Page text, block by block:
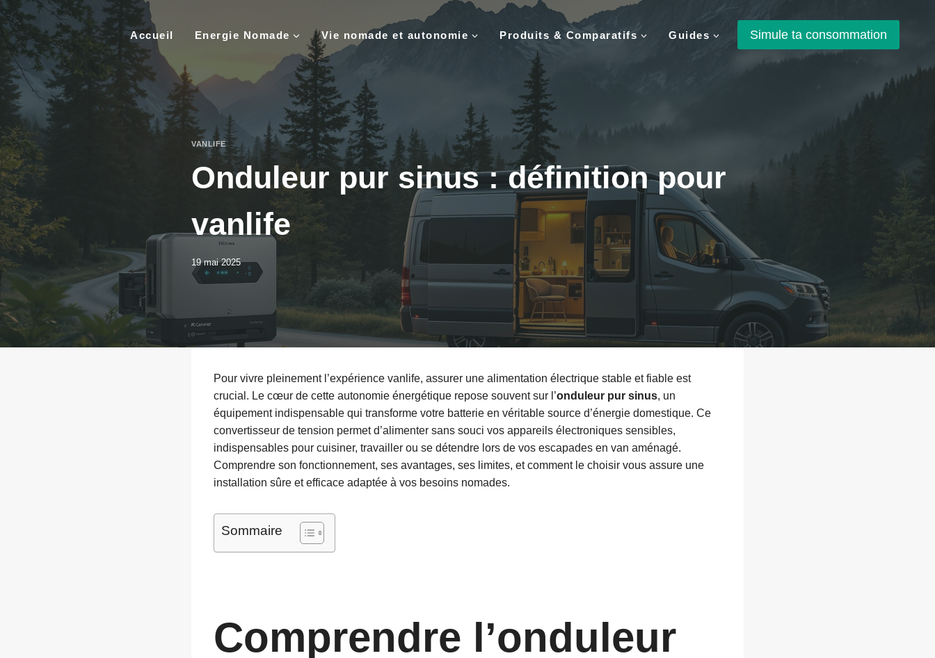
Aller
au
contenu
Accueil Energie Nomade Vie nomade et autonomie Produits & Comparatifs Guides Simule ta consommation
VANLIFE
Onduleur pur sinus : définition pour
vanlife
19 mai 2025
Pour vivre pleinement l’expérience vanlife, assurer une alimentation électrique stable et fiable est
crucial. Le cœur de cette autonomie énergétique repose souvent sur l’onduleur pur sinus, un
équipement indispensable qui transforme votre batterie en véritable source d’énergie domestique. Ce
convertisseur de tension permet d’alimenter sans souci vos appareils électroniques sensibles,
indispensables pour cuisiner, travailler ou se détendre lors de vos escapades en van aménagé.
Comprendre son fonctionnement, ses avantages, ses limites, et comment le choisir vous assure une
installation sûre et efficace adaptée à vos besoins nomades.
Sommaire
Comprendre l’onduleur